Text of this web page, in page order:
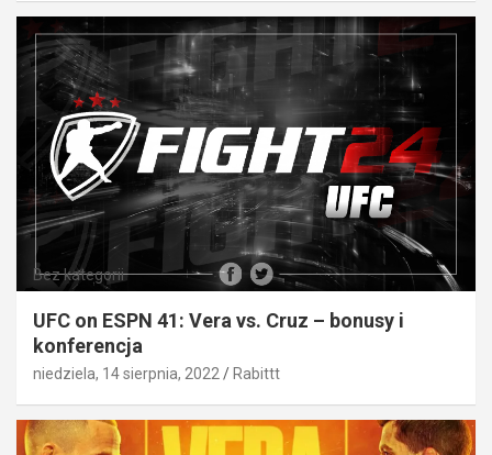
Bez kategorii
UFC on ESPN 41: Vera vs. Cruz – bonusy i
konferencja
niedziela, 14 sierpnia, 2022 Rabittt